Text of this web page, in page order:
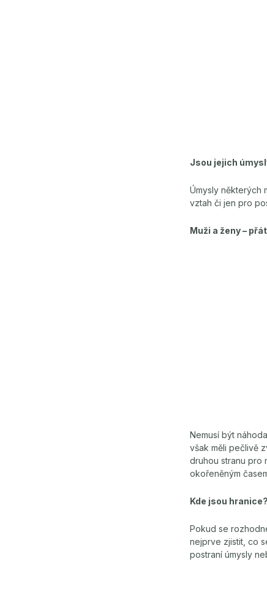
Jsou jejich
Úmysly některých
vztah či jen pro
Muži a ženy –
Nemusí být
však měli pečlivě
druhou stranu pro
okořeněným
Kde jsou hranice?
Pokud se
nejprve zjistit, co
postraní úmysly